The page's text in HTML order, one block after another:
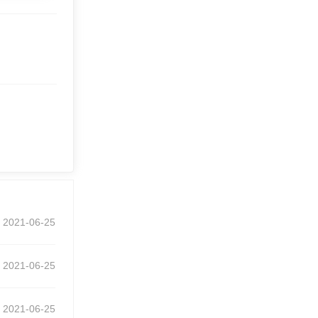
2021-06-25
2021-06-25
2021-06-25